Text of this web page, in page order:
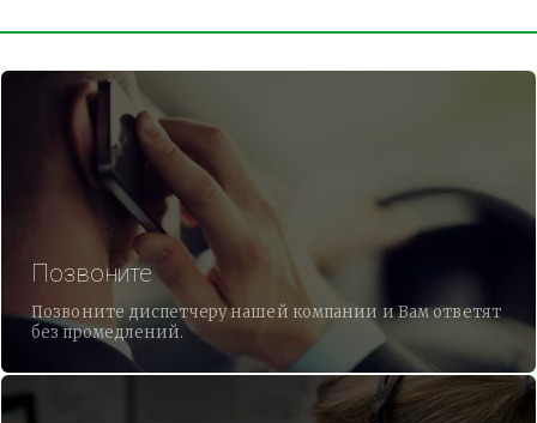
Позвоните
Позвоните диспетчеру нашей компании и Вам ответят
без промедлений.